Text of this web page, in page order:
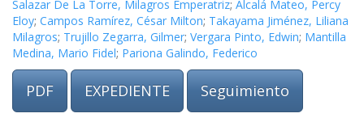
Salazar De La Torre, Milagros Emperatriz; Alcalá Mateo, Percy
Eloy; Campos Ramírez, César Milton; Takayama Jiménez, Liliana
Milagros; Trujillo Zegarra, Gilmer; Vergara Pinto, Edwin; Mantilla
Medina, Mario Fidel; Pariona Galindo, Federico
PDF EXPEDIENTE Seguimiento